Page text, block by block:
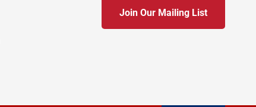
Join Our Mailing List